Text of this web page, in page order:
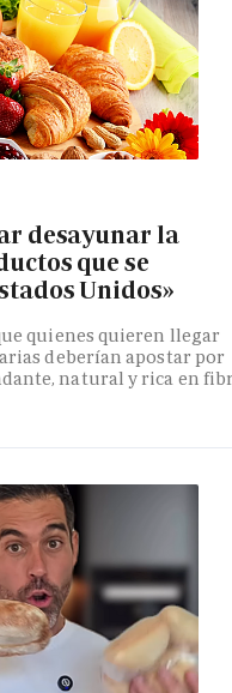
desayunar la
que se
Unidos»
quienes quieren llegar
deberían apostar por
natural y rica en